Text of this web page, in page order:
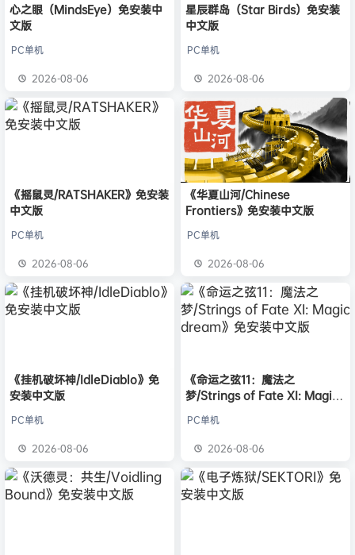
心之眼（MindsEye）免安装中
文版
PC单机
2026-08-06
星辰群岛（Star Birds）免安装
中文版
PC单机
2026-08-06
《摇鼠灵/RATSHAKER》免安装
中文版
PC单机
2026-08-06
《华夏山河/Chinese
Frontiers》免安装中文版
PC单机
2026-08-06
《挂机破坏神/IdleDiablo》免
安装中文版
PC单机
2026-08-06
《命运之弦11：魔法之
梦/Strings of Fate XI: Magic
PC单机
2026-08-06